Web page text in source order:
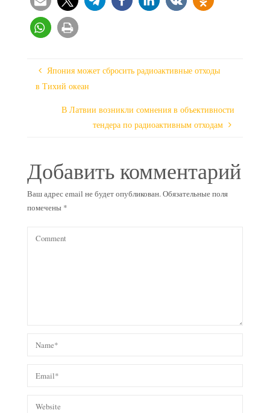
Япония может сбросить радиоактивные отходы
в Тихий океан
В Латвии возникли сомнения в объективности
тендера по радиоактивным отходам
Добавить комментарий
Ваш адрес email не будет опубликован.Обязательные поля
помечены *